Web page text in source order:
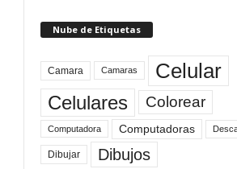
Nube de Etiquetas
Camara Camaras Celular
Celulares Colorear
Computadora Computadoras
Dibujar Dibujos